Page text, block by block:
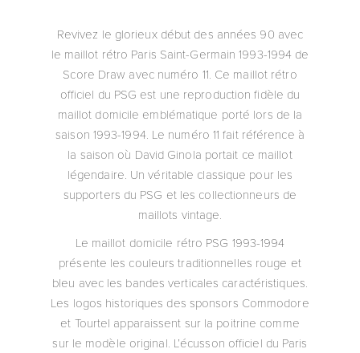
Revivez le glorieux début des années 90 avec
le maillot rétro Paris Saint-Germain 1993-1994 de
Score Draw avec numéro 11. Ce maillot rétro
officiel du PSG est une reproduction fidèle du
maillot domicile emblématique porté lors de la
saison 1993-1994. Le numéro 11 fait référence à
la saison où David Ginola portait ce maillot
légendaire. Un véritable classique pour les
supporters du PSG et les collectionneurs de
maillots vintage.
Le maillot domicile rétro PSG 1993-1994
présente les couleurs traditionnelles rouge et
bleu avec les bandes verticales caractéristiques.
Les logos historiques des sponsors Commodore
et Tourtel apparaissent sur la poitrine comme
sur le modèle original. L’écusson officiel du Paris